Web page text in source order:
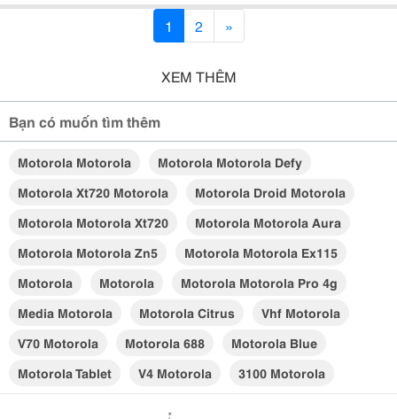
1 2 »
XEM THÊM
Bạn có muốn tìm thêm
Motorola Motorola
Motorola Motorola Defy
Motorola Xt720 Motorola
Motorola Droid Motorola
Motorola Motorola Xt720
Motorola Motorola Aura
Motorola Motorola Zn5
Motorola Motorola Ex115
Motorola
­motorola
Motorola Motorola Pro 4g
Media Motorola
Motorola Citrus
Vhf Motorola
V70 Motorola
Motorola 688
Motorola Blue
Motorola Tablet
V4 Motorola 3100 Motorola